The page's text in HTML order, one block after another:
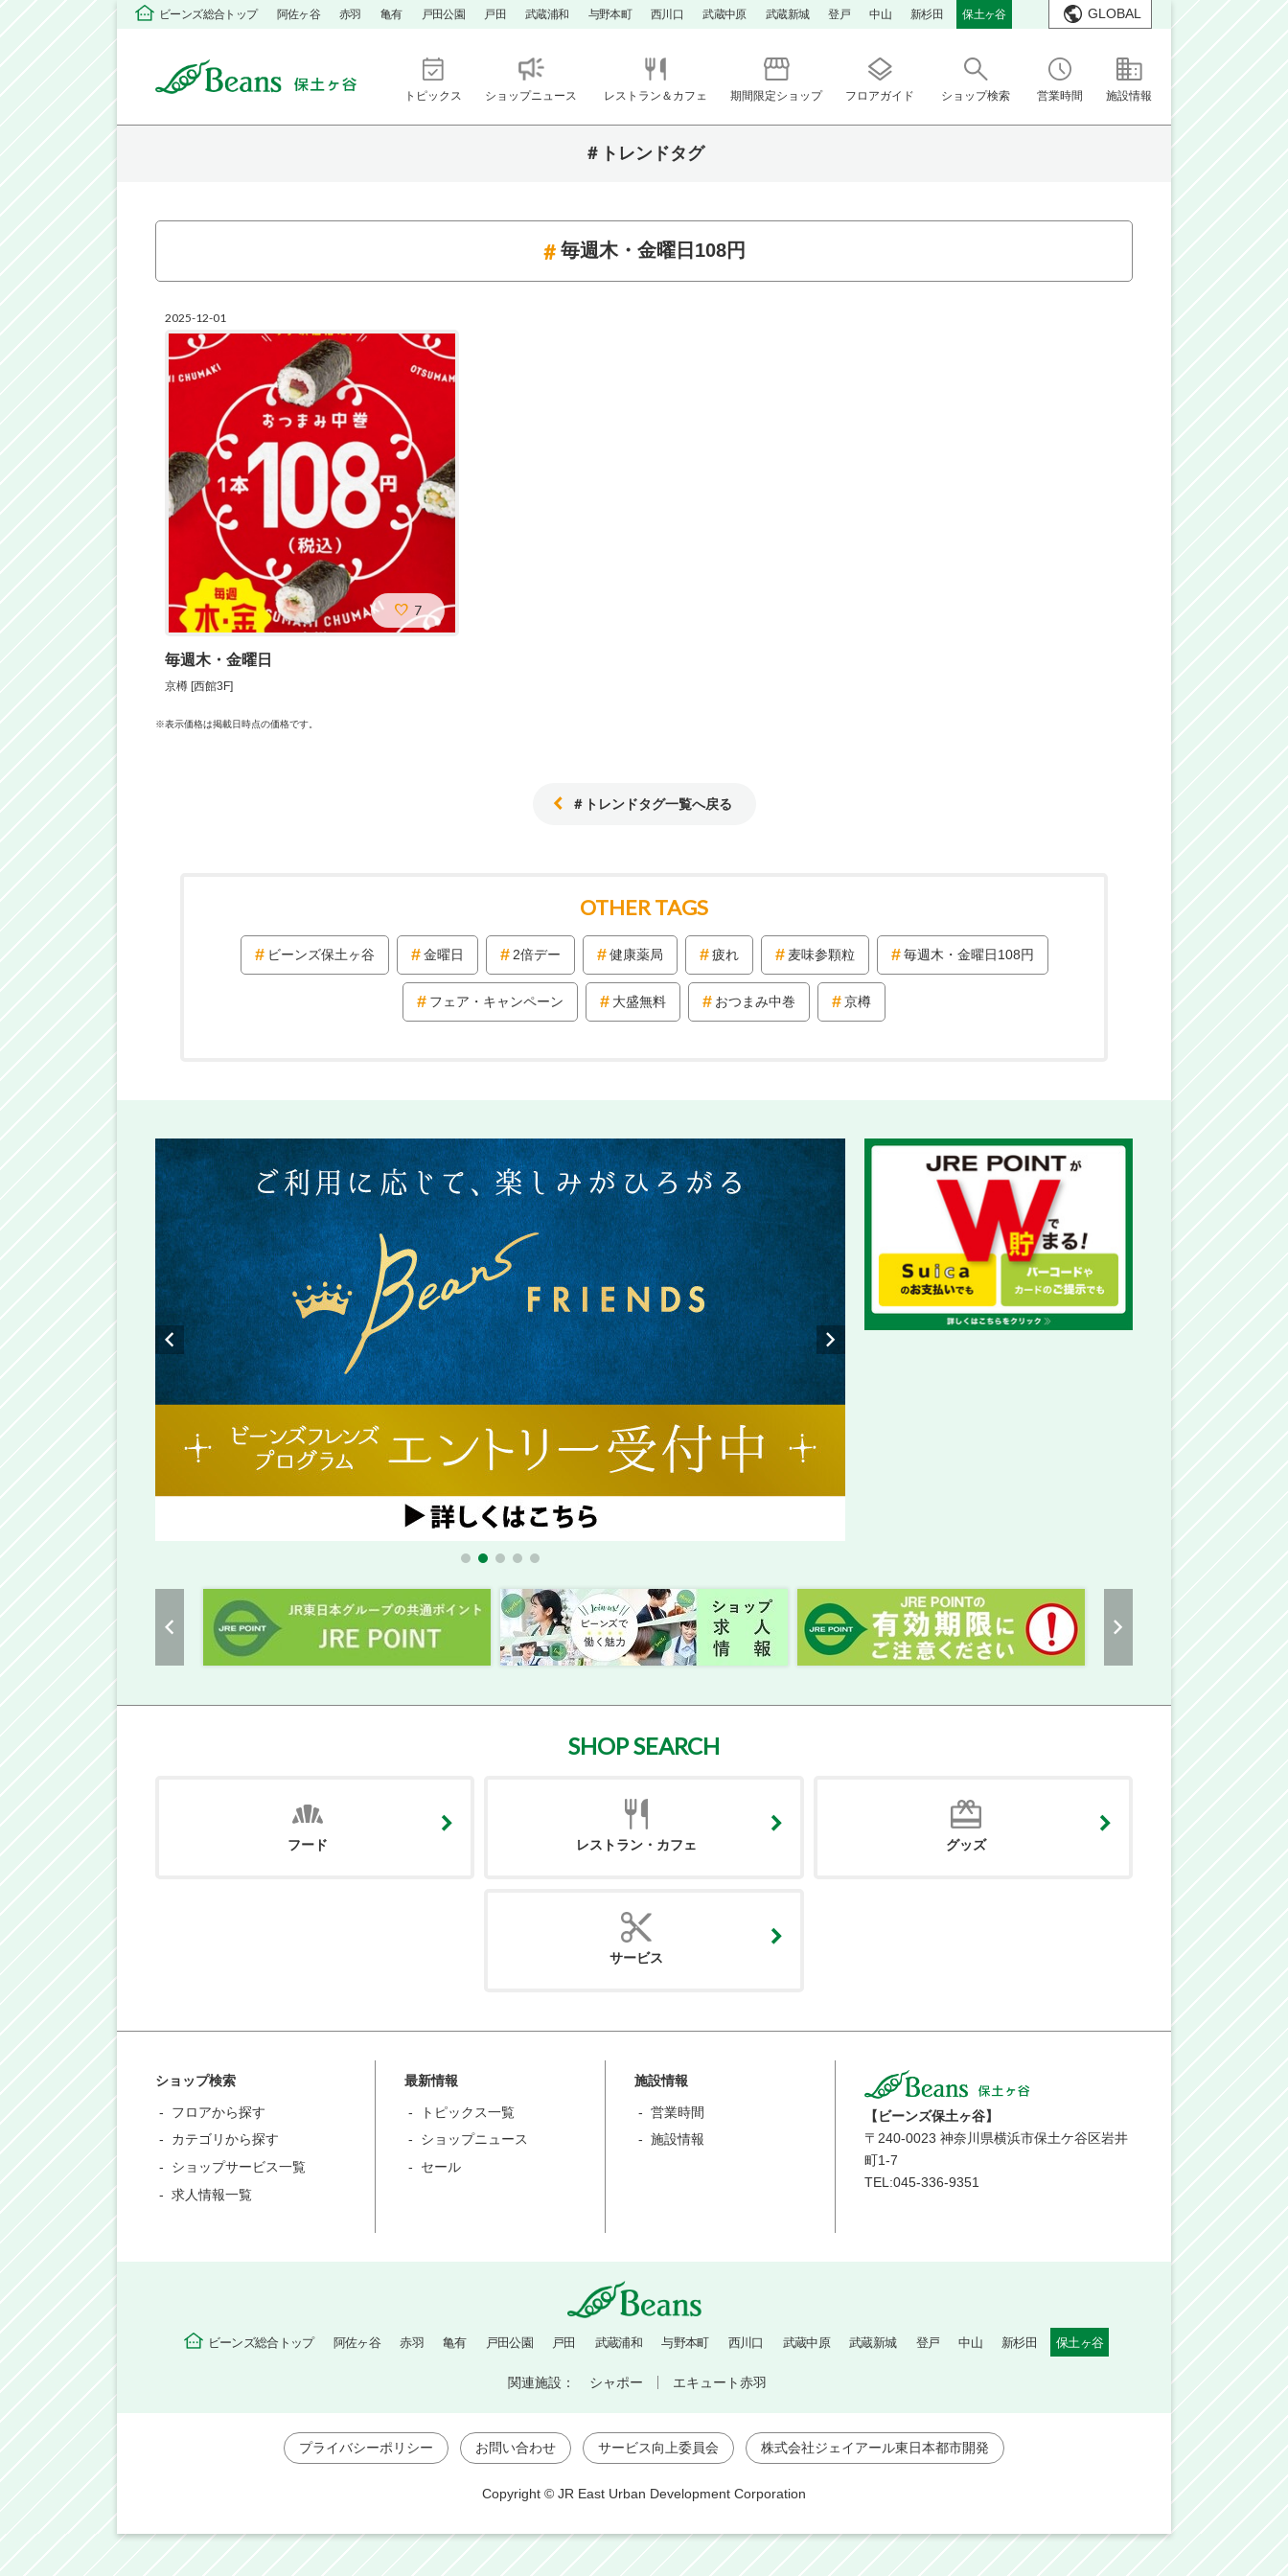
ビーンズ総合トップ 阿佐ヶ谷 赤羽 亀有 戸田公園 戸田 武蔵浦和 与野本町 西川口 武蔵中原 武蔵新城 登戸 中山 新杉田 保土ヶ谷 GLOBAL
トピックス ショップニュース レストラン＆カフェ 期間限定ショップ フロアガイド ショップ検索 営業時間 施設情報
＃トレンドタグ
毎週木・金曜日108円
2025-12-01
毎週木・金曜日
京樽 [西館3F]
7
※表示価格は掲載日時点の価格です。
＃トレンドタグ一覧へ戻る
OTHER TAGS
ビーンズ保土ヶ谷 金曜日 2倍デー 健康薬局 疲れ 麦味参顆粒 毎週木・金曜日108円
フェア・キャンペーン 大盛無料 おつまみ中巻 京樽
SHOP SEARCH
フード レストラン・カフェ グッズ
サービス
ショップ検索
フロアから探す
カテゴリから探す
ショップサービス一覧
求人情報一覧
最新情報
トピックス一覧
ショップニュース
セール
施設情報
営業時間
施設情報
【ビーンズ保土ヶ谷】
〒 240-0023 神奈川県横浜市保土ケ谷区岩井
町1-7
TEL:045-336-9351
ビーンズ総合トップ 阿佐ヶ谷 赤羽 亀有 戸田公園 戸田 武蔵浦和 与野本町 西川口 武蔵中原 武蔵新城 登戸 中山 新杉田 保土ヶ谷
関連施設： シャポー エキュート赤羽
プライバシーポリシー お問い合わせ サービス向上委員会 株式会社ジェイアール東日本都市開発
Copyright © JR East Urban Development Corporation